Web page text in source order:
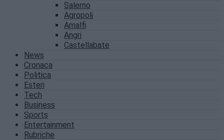
Salerno
Agropoli
Amalfi
Angri
Castellabate
News
Cronaca
Politica
Esteri
Tech
Business
Sports
Entertainment
Rubriche